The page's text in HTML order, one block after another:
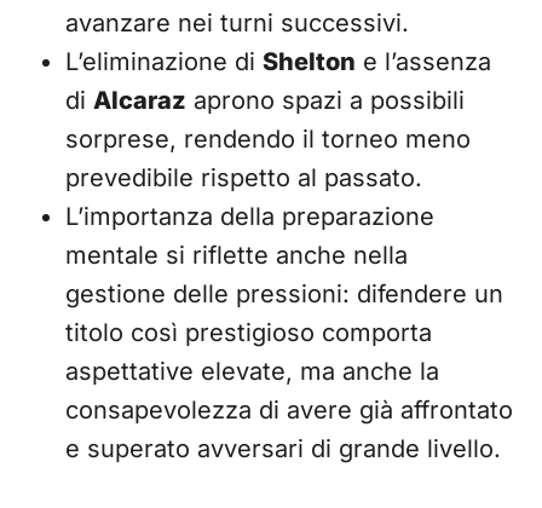
avanzare nei turni successivi.
L’eliminazione di Shelton e l’assenza
di Alcaraz aprono spazi a possibili
sorprese, rendendo il torneo meno
prevedibile rispetto al passato.
L’importanza della preparazione
mentale si riflette anche nella
gestione delle pressioni: difendere un
titolo così prestigioso comporta
aspettative elevate, ma anche la
consapevolezza di avere già affrontato
e superato avversari di grande livello.